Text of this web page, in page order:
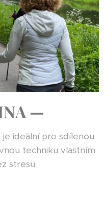
—
ideální pro sdílenou
techniku vlastním
stresu